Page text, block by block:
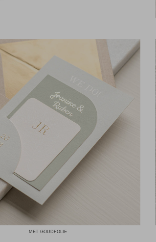
MET GOUDFOLIE